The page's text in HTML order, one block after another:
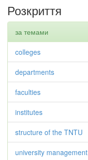
Розкриття
за темами
colleges
departments
faculties
institutes
structure of the TNTU
university management